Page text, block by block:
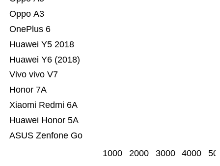
ASUS Zenfone Go
Huawei Honor 5A
Xiaomi Redmi 6A
Honor 7A
Vivo vivo V7
Huawei Y6 (2018)
Huawei Y5 2018
OnePlus 6
Oppo A3
1000 2000 3000 4000